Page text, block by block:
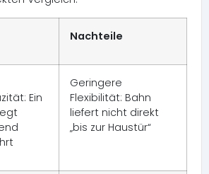
Nachteile
Ein
Geringere
Flexibilität: Bahn
liefert nicht direkt
„bis zur Haustür“